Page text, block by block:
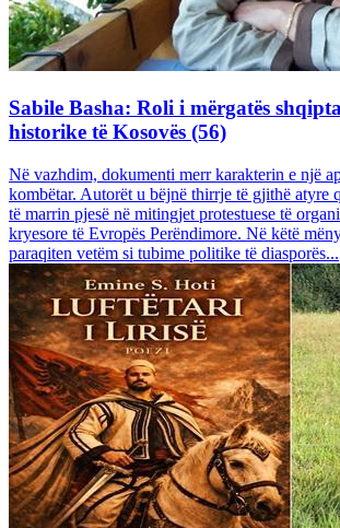
Sabile Basha: Roli i mërgatës
historike të Kosovës (56)
Në vazhdim, dokumenti merr karakterin e një
kombëtar. Autorët u bëjnë thirrje të gjithë atyre
të marrin pjesë në mitingjet protestuese të
kryesore të Evropës Perëndimore. Në këtë
paraqiten vetëm si tubime politike të diasporës...